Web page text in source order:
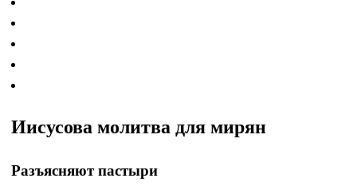
Иисусова молитва для мирян
Разъясняют пастыри